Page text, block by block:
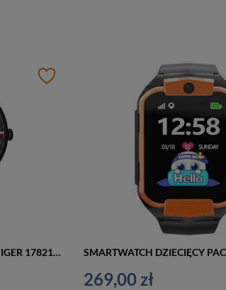
ZEGAREK DAMSKI TOMMY HILFIGER 1782160 ALEXA zf545d
269,00 zł